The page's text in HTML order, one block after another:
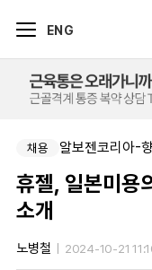
ENG
채용
휴젤, 일본미용
소개
노병철 2024-10-21